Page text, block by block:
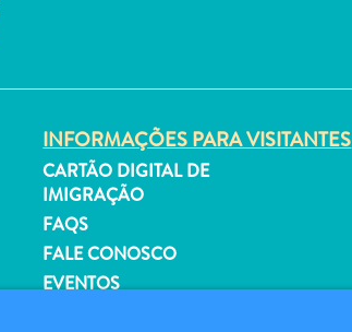
INFORMAÇÕES PARA VISITANTES
CARTÃO DIGITAL DE
IMIGRAÇÃO
FAQS
FALE CONOSCO
EVENTOS